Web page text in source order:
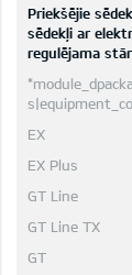
Priekšējie
sēdekļi ar
regulējama